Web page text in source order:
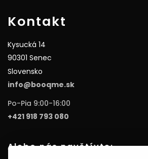
Kontakt
Kysucká 14
90301 Senec
Slovensko
info@booqme.sk
Po-Pia 9:00-16:00
+421 918 793 080
Alebo nás navštívte: